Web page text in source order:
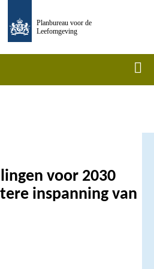
Planbureau voor de
Leefomgeving
voor 2030
inspanning van